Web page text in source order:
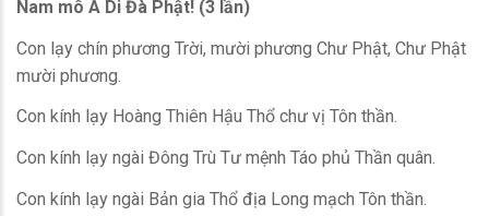
Nam mô A Di Đà Phật! (3 lần)
Con lạy chín phương Trời, mười phương Chư Phật, Chư Phật
mười phương.
Con kính lạy Hoàng Thiên Hậu Thổ chư vị Tôn thần.
Con kính lạy ngài Đông Trù Tư mệnh Táo phủ Thần quân.
Con kính lạy ngài Bản gia Thổ địa Long mạch Tôn thần.